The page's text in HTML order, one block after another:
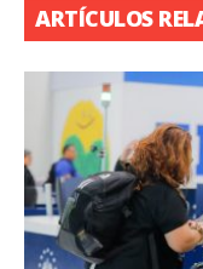
ARTÍCULOS